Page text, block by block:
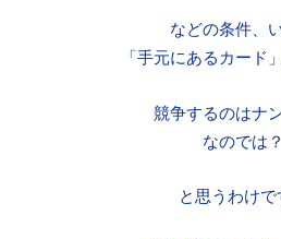
などの条件、
「手元にあるカード
競争するのはナ
なのでは？
と思うわけで